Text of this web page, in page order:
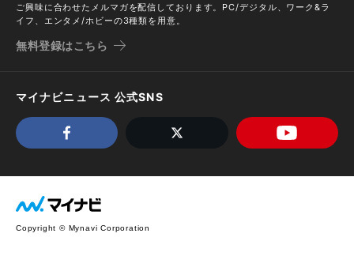
ご興味に合わせたメルマガを配信しております。PC/デジタル、ワーク&ラ
イフ、エンタメ/ホビーの3種類を用意。
無料登録はこちら
マイナビニュース 公式SNS
Copyright © Mynavi Corporation